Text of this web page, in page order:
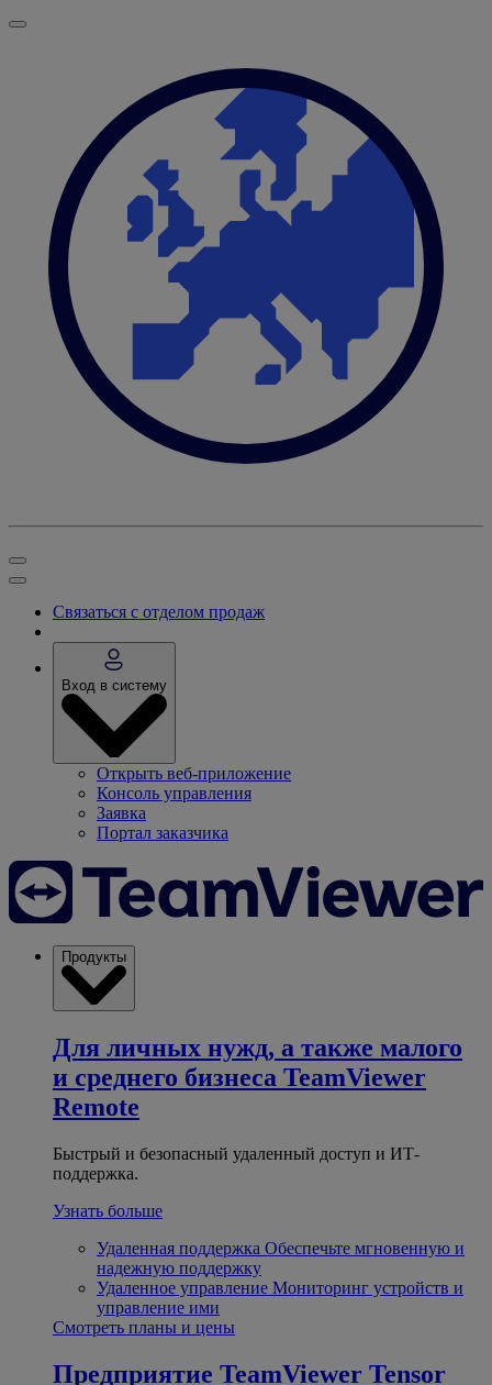
Связаться с отделом продаж
Вход в систему
Открыть веб-приложение
Консоль управления
Заявка
Портал заказчика
Продукты
Для личных нужд, а также малого
и среднего бизнеса TeamViewer
Remote
Быстрый и безопасный удаленный доступ и ИТ-
поддержка.
Узнать больше
Удаленная поддержка Обеспечьте мгновенную и
надежную поддержку
Удаленное управление Мониторинг устройств и
управление ими
Смотреть планы и цены
Предприятие TeamViewer Tensor